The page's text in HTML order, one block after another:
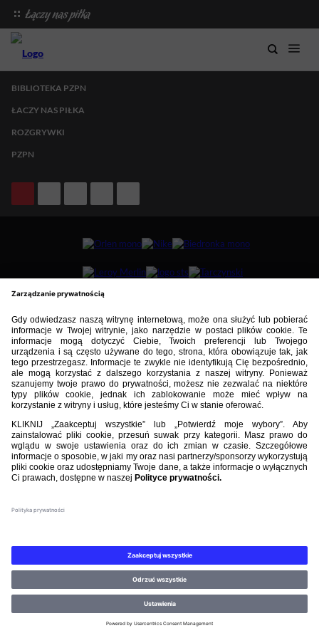
BIBLIOTEKA PZPN
ŁACZY NAS PIŁKA
ROZGRYWKI
PZPN
Nasi partnerzy
©PZPN WSZELKIE PRAWA ZASTRZEŻONE.REGULAMIN.